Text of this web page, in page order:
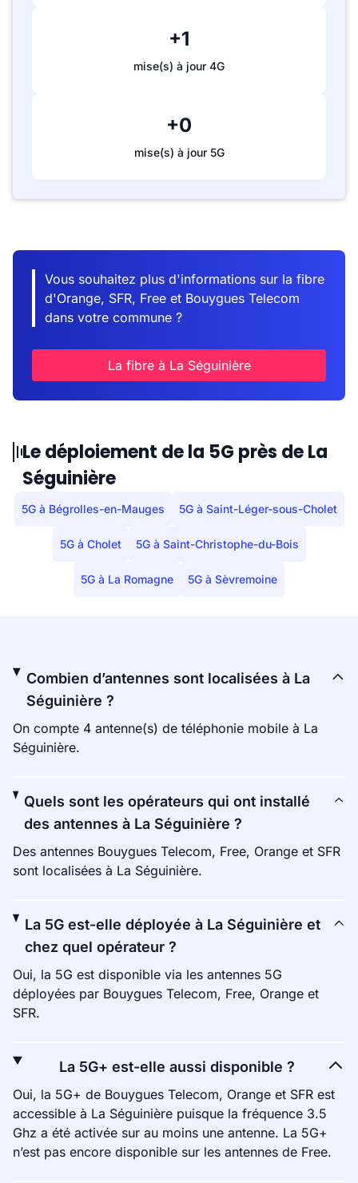
+1
mise(s) à jour 4G
+0
mise(s) à jour 5G
Vous souhaitez plus d'informations sur la fibre
d'Orange, SFR, Free et Bouygues Telecom
dans votre commune ?
La fibre à La Séguinière
Le déploiement de la 5G près de La
Séguinière
5G à Bégrolles-en-Mauges 5G à Saint-Léger-sous-Cholet
5G à Cholet 5G à Saint-Christophe-du-Bois
5G à La Romagne 5G à Sèvremoine
Combien d’antennes sont localisées à La
Séguinière ?
On compte 4 antenne(s) de téléphonie mobile à La
Séguinière.
Quels sont les opérateurs qui ont installé
des antennes à La Séguinière ?
Des antennes Bouygues Telecom, Free, Orange et SFR
sont localisées à La Séguinière.
La 5G est-elle déployée à La Séguinière et
chez quel opérateur ?
Oui, la 5G est disponible via les antennes 5G
déployées par Bouygues Telecom, Free, Orange et
SFR.
La 5G+ est-elle aussi disponible ?
Oui, la 5G+ de Bouygues Telecom, Orange et SFR est
accessible à La Séguinière puisque la fréquence 3.5
Ghz a été activée sur au moins une antenne. La 5G+
n’est pas encore disponible sur les antennes de Free.